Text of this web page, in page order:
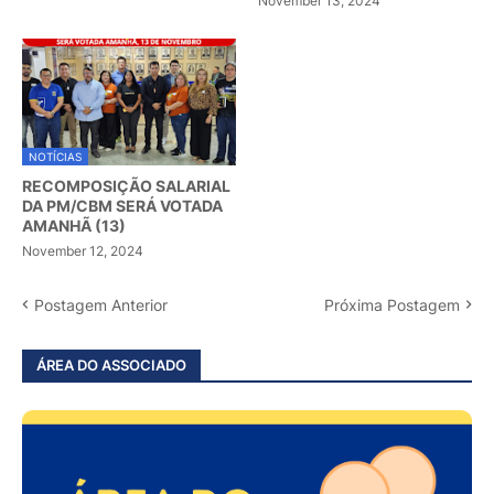
NOTÍCIAS
RECOMPOSIÇÃO SALARIAL
DA PM/CBM SERÁ VOTADA
AMANHÃ (13)
November 12, 2024
Postagem Anterior Próxima Postagem
ÁREA DO ASSOCIADO